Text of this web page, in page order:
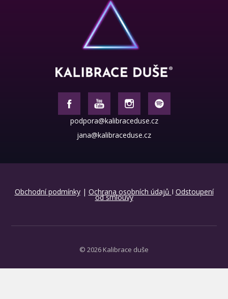
podpora@kalibraceduse.cz
jana@kalibraceduse.cz
Obchodní podmínky| Ochrana osobních údajů I Odstoupení
od smlouvy
© 2026 Kalibrace duše